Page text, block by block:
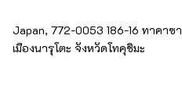
Japan, 772-0053 186-16 ทาคาซ
เมืองนารุโตะ จังหวัดโทคุชิมะ